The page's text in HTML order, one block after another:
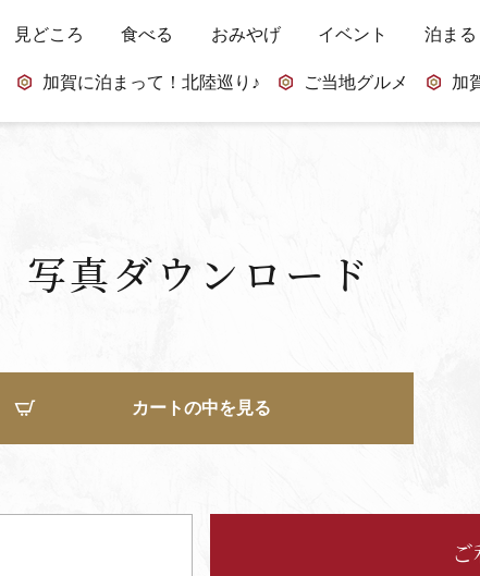
見どころ 食べる おみやげ イベント 泊まる
加賀に泊まって！北陸巡り♪ ご当地グルメ 加
写真ダウンロード
カートの中を見る